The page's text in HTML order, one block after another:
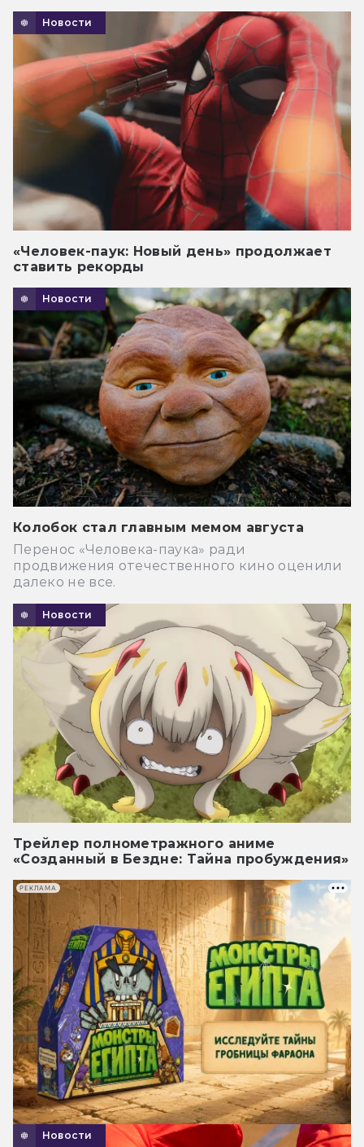
Новости
«Человек-паук: Новый день» продолжает
ставить рекорды
Новости
Колобок стал главным мемом августа
Перенос «Человека-паука» ради
продвижения отечественного кино оценили
далеко не все.
Новости
Трейлер полнометражного аниме
«Созданный в Бездне: Тайна пробуждения»
Новости
РЕКЛАМА